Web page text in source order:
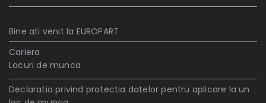
Bine ati venit la EUROPART
Cariera
Locuri de munca
Declaratia privind protectia datelor pentru aplicare la un